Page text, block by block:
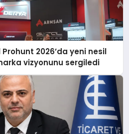
2026’da yeni nesil
vizyonunu sergiledi